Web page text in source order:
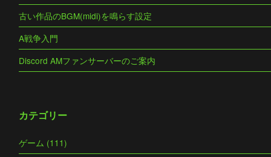
古い作品のBGM(midi)を鳴らす設定
A戦争入門
Discord AMファンサーバーのご案内
カテゴリー
ゲーム (111)